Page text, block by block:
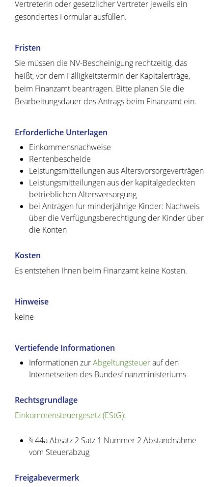
Vertreterin oder gesetzlicher Vertreter jeweils ein
gesondertes Formular ausfüllen.
Fristen
Sie müssen die NV-Bescheinigung rechtzeitig, das
heißt, vor dem Fälligkeitstermin der Kapitalerträge,
beim Finanzamt beantragen. Bitte planen Sie die
Bearbeitungsdauer des Antrags beim Finanzamt ein.
Erforderliche Unterlagen
Einkommensnachweise
Rentenbescheide
Leistungsmitteilungen aus Altersvorsorgeverträgen
Leistungsmitteilungen aus der kapitalgedeckten
betrieblichen Altersversorgung
bei Anträgen für minderjährige Kinder: Nachweis
über die Verfügungsberechtigung der Kinder über
die Konten
Kosten
Es entstehen Ihnen beim Finanzamt keine Kosten.
Hinweise
keine
Vertiefende Informationen
Informationen zurAbgeltungsteuerauf den
Internetseiten des Bundesfinanzministeriums
Rechtsgrundlage
Einkommensteuergesetz (EStG):
§ 44a Absatz 2 Satz 1 Nummer 2 Abstandnahme
vom Steuerabzug
Freigabevermerk